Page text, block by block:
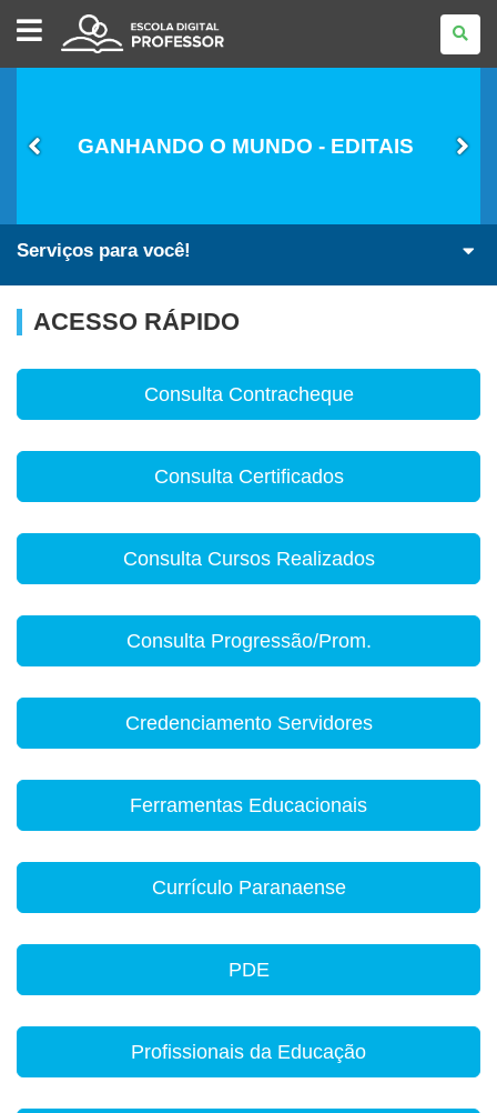
ESCOLA
DIGITAL
-
PROFESSOR
GANHANDO O MUNDO - EDITAIS
Serviços para você!
ACESSO RÁPIDO
Consulta Contracheque
Consulta Certificados
Consulta Cursos Realizados
Consulta Progressão/Prom.
Credenciamento Servidores
Ferramentas Educacionais
Currículo Paranaense
PDE
Profissionais da Educação